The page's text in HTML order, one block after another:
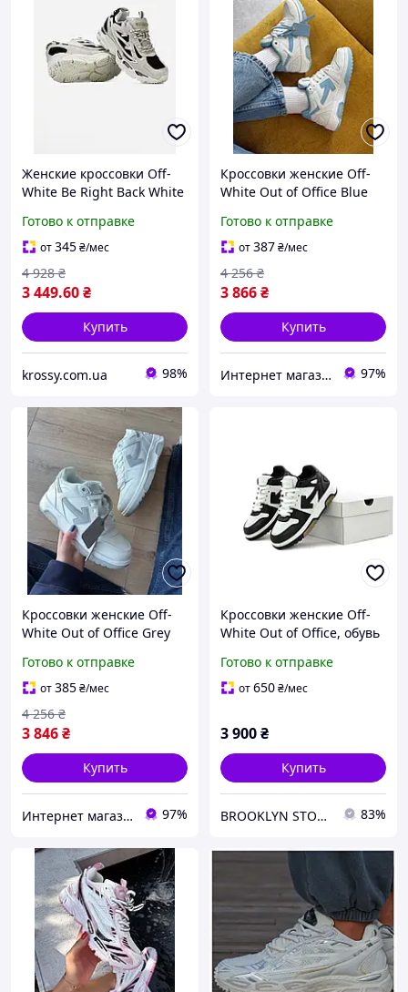
Женские кроссовки Off-
White Be Right Back White
демисезонные кроссовки
в спортивном стиле Cod:
OF013-N
Готово к отправке
от345₴/мес
3 449.60₴
4 928 ₴
Купить
krossy.com.ua 98%
Кроссовки женские Off-
White Out of Office Blue
оф Офис голубовато-
белые кожа демисезон
Вьетнам
Готово к отправке
от387₴/мес
3 866₴
4 256 ₴
Купить
Интернет магазин одежды и обуви " Trendix " 97%
Кроссовки женские Off-
White Out of Office Grey
оф Офис белые с серым
кожа демисезон Вьетнам
Готово к отправке
от385₴/мес
3 846₴
4 256 ₴
Купить
Интернет магазин одежды и обуви " Trendix " 97%
Кроссовки женские Off-
White Out of Office, обувь
Готово к отправке
от650₴/мес
3 900₴
Купить
BROOKLYN STORE 83%